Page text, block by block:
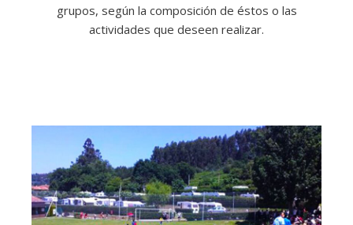
grupos, según la composición de éstos o las
actividades que deseen realizar.